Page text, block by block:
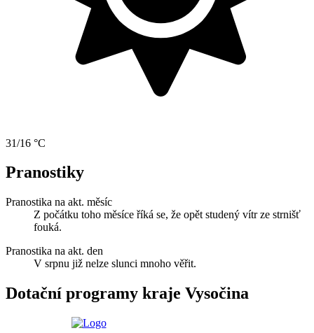
31/16 °C
Pranostiky
Pranostika na akt. měsíc
Z počátku toho měsíce říká se, že opět studený vítr ze strnišť
fouká.
Pranostika na akt. den
V srpnu již nelze slunci mnoho věřit.
Dotační programy kraje Vysočina